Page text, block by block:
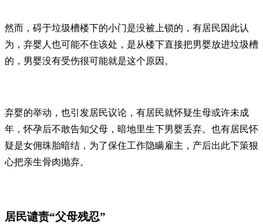
然而，碍于垃圾槽楼下的小门是没被上锁的，有居民因此认
为，弃婴人也可能不住该处，是从楼下直接把男婴放进垃圾槽
的，男婴没有受伤很可能就是这个原因。
弃婴的举动，也引发居民议论，有居民就怀疑生母或许未成
年，怀孕后不敢告知父母，暗地里生下男婴丢弃。也有居民怀
疑是女佣珠胎暗结，为了保住工作隐瞒雇主，产后出此下策狠
心把亲生骨肉抛弃。
居民谴责“父母残忍”